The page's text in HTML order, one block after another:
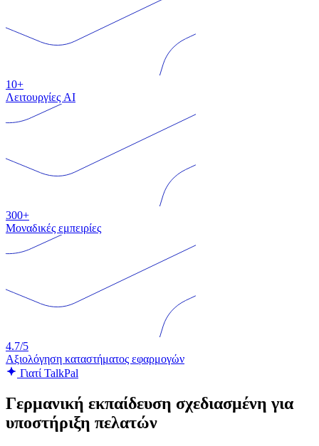
10+
Λειτουργίες AI
300+
Μοναδικές εμπειρίες
4.7/5
Αξιολόγηση καταστήματος εφαρμογών
Γιατί TalkPal
Γερμανική εκπαίδευση σχεδιασμένη για
υποστήριξη πελατών